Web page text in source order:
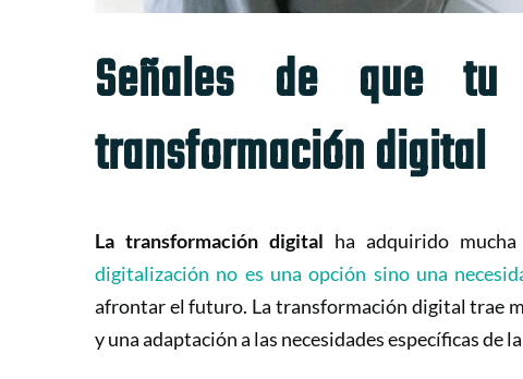
Señales de que tu
transformación digital
La transformación digital ha adquirido
digitalización no es una opción sino una
afrontar el futuro. La transformación digital trae
y una adaptación a las necesidades específicas de